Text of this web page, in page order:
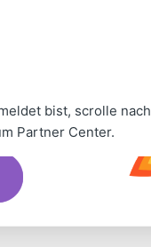
bist, scrolle
Partner Center.